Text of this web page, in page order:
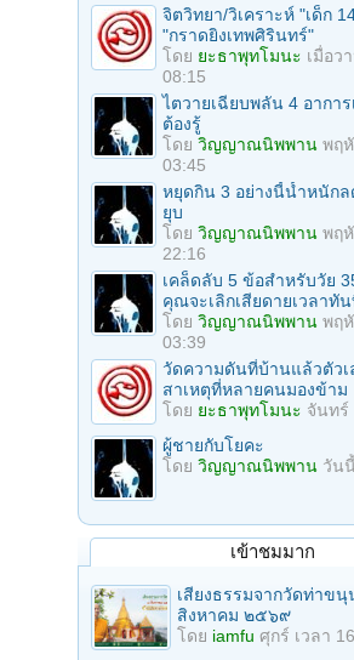
จิตวิทยา/วิเคราะห์ "เด็ก
"กราดยิงเทพศิรินทร์"
โดย ยะธาพุทโมนะ เมื่อว
08:15
ไตวายเฉียบพลัน 4 อากา
ต้องรู้
โดย วิญญาณนิพพาน พฤ
03:45
หยุดกิน 3 อย่างนี้น้ำหนักล
ยุบ
โดย วิญญาณนิพพาน พฤ
22:16
เคล็ดลับ 5 ข้อสำหรับวัย
คุณจะเลิกเสียดายเวลาทั
โดย วิญญาณนิพพาน พฤ
03:39
วัดความดันที่บ้านแล้วตัวเ
สาเหตุที่หลายคนมองข้าม
โดย ยะธาพุทโมนะ จันทร์
ผู้ชายกับโยคะ
โดย วิญญาณนิพพาน วัน
เข้าชมมาก
เสียงธรรมจากวัดท่าข
สิงหาคม ๒๕๖๙
โดย iamfu ศุกร์ เวลา